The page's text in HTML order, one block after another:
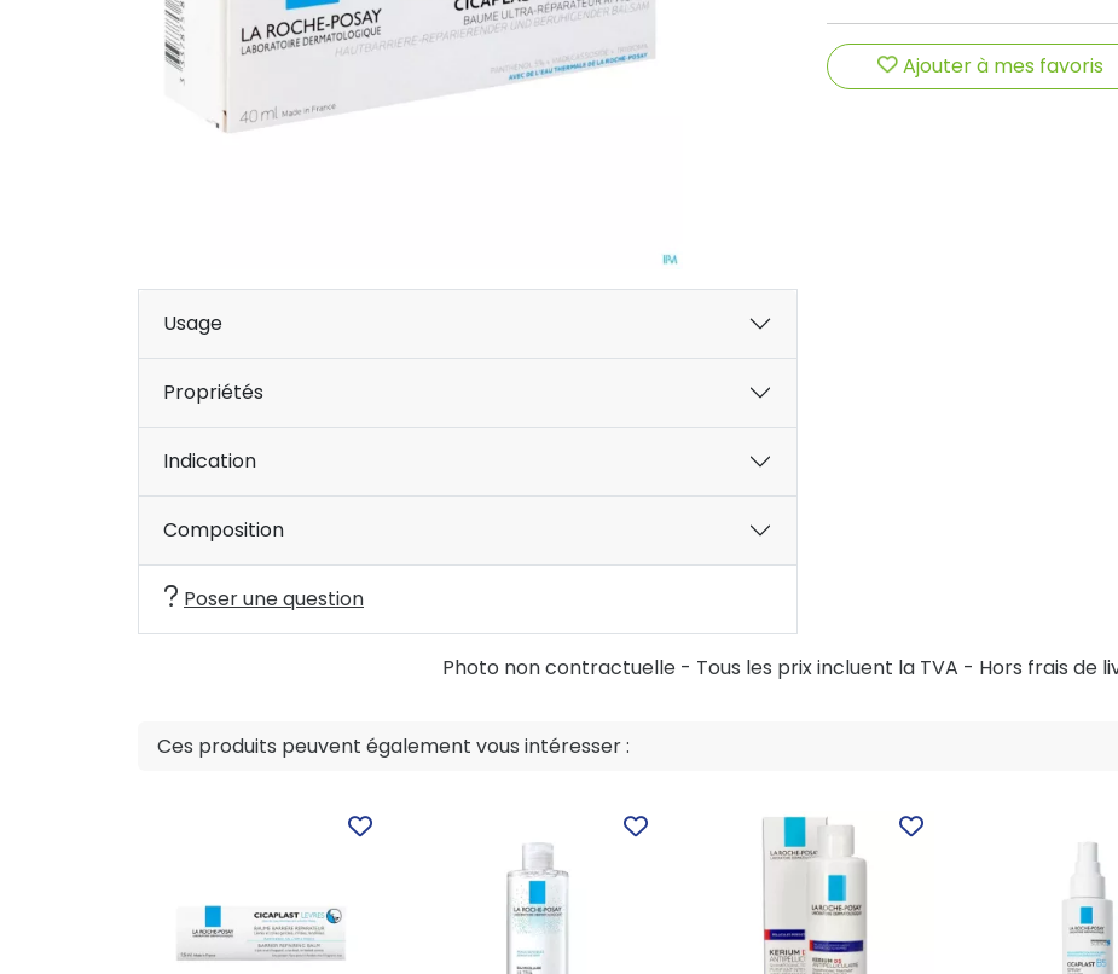
Ajouter à mes favoris
Usage
Propriétés
Indication
Composition
Poser une question
Photo non contractuelle - Tous les prix incluent la TVA - Hors frais de
Ces produits peuvent également vous intéresser :